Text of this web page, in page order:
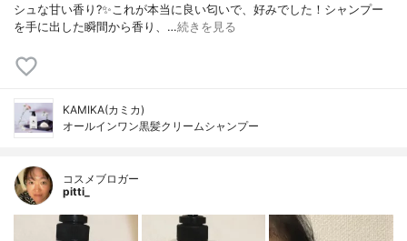
シュな甘い香り?✨これが本当に良い匂いで、好みでした！シャンプー
を手に出した瞬間から香り、…続きを見る
KAMIKA(カミカ)
オールインワン黒髪クリームシャンプー
コスメブロガー
pitti_